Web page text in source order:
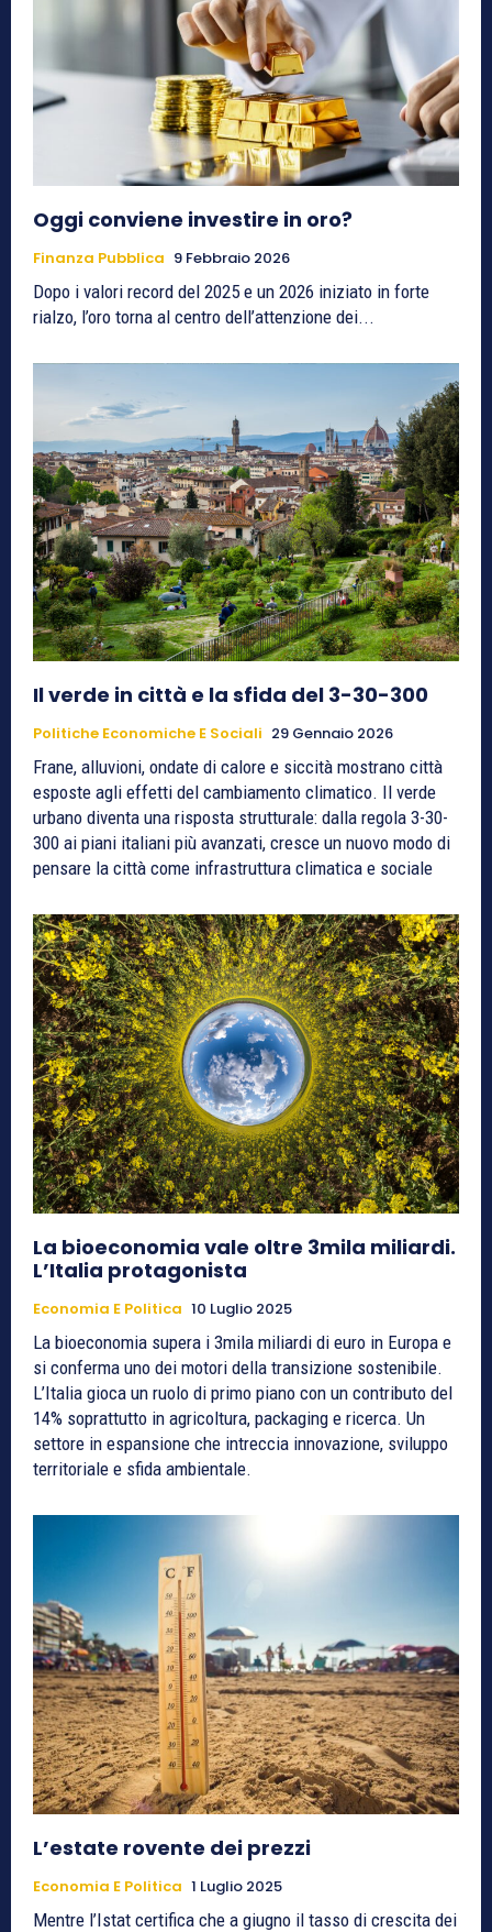
Oggi conviene investire in oro?
Finanza Pubblica 9 Febbraio 2026
Dopo i valori record del 2025 e un 2026 iniziato in forte
rialzo, l’oro torna al centro dell’attenzione dei...
Il verde in città e la sfida del 3-30-300
Politiche Economiche E Sociali 29 Gennaio 2026
Frane, alluvioni, ondate di calore e siccità mostrano città
esposte agli effetti del cambiamento climatico. Il verde
urbano diventa una risposta strutturale: dalla regola 3-30-
300 ai piani italiani più avanzati, cresce un nuovo modo di
pensare la città come infrastruttura climatica e sociale
La bioeconomia vale oltre 3mila miliardi.
L’Italia protagonista
Economia E Politica 10 Luglio 2025
La bioeconomia supera i 3mila miliardi di euro in Europa e
si conferma uno dei motori della transizione sostenibile.
L’Italia gioca un ruolo di primo piano con un contributo del
14% soprattutto in agricoltura, packaging e ricerca. Un
settore in espansione che intreccia innovazione, sviluppo
territoriale e sfida ambientale.
L’estate rovente dei prezzi
Economia E Politica 1 Luglio 2025
Mentre l’Istat certifica che a giugno il tasso di crescita dei